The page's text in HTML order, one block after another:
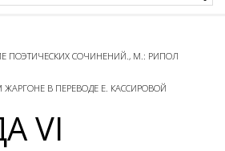
ПОЭТИЧЕСКИХ СОЧИНЕНИЙ., М.: РИПОЛ
В ПЕРЕВОДЕ Е. КАССИРОВОЙ
VI